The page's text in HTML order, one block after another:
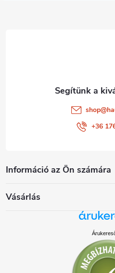
Információ az Ön számára
Vásárlás
shop@
+36